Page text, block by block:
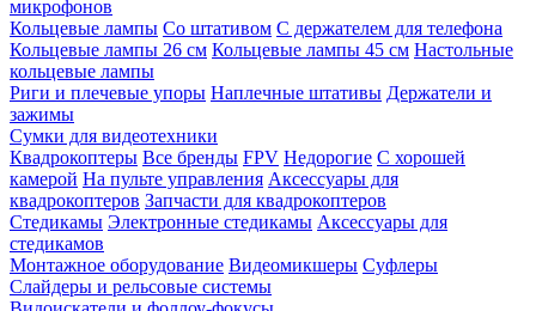
микрофонов
Кольцевые лампы Со штативом C держателем для телефона
Кольцевые лампы 26 см Кольцевые лампы 45 см Настольные
кольцевые лампы
Риги и плечевые упоры Наплечные штативы Держатели и
зажимы
Сумки для видеотехники
Квадрокоптеры Все бренды FPV Недорогие С хорошей
камерой На пульте управления Аксессуары для
квадрокоптеров Запчасти для квадрокоптеров
Стедикамы Электронные стедикамы Аксессуары для
стедикамов
Монтажное оборудование Видеомикшеры Суфлеры
Слайдеры и рельсовые системы